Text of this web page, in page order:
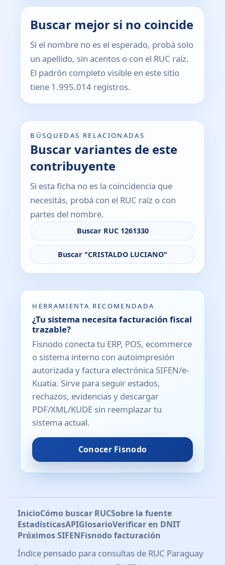
Buscar mejor si no coincide
Si el nombre no es el esperado, probá solo
un apellido, sin acentos o con el RUC raíz.
El padrón completo visible en este sitio
tiene 1.995.014 registros.
BÚSQUEDAS RELACIONADAS
Buscar variantes de este
contribuyente
Si esta ficha no es la coincidencia que
necesitás, probá con el RUC raíz o con
partes del nombre.
Buscar RUC 1261330
Buscar "CRISTALDO LUCIANO"
HERRAMIENTA RECOMENDADA
¿Tu sistema necesita facturación fiscal
trazable?
Fisnodo conecta tu ERP, POS, ecommerce
o sistema interno con autoimpresión
autorizada y factura electrónica SIFEN/e-
Kuatia. Sirve para seguir estados,
rechazos, evidencias y descargar
PDF/XML/KUDE sin reemplazar tu
sistema actual.
Conocer Fisnodo
InicioCómo buscar RUCSobre la fuente
EstadísticasAPIGlosarioVerificar en DNIT
Próximos SIFENFisnodo facturación
Índice pensado para consultas de RUC Paraguay